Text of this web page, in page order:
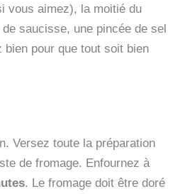
vous aimez), la moitié du
saucisse, une pincée de sel
bien pour que tout soit bien
Versez toute la préparation
de fromage. Enfournez à
. Le fromage doit être doré